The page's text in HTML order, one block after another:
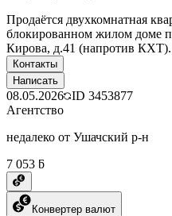
Продаётся двухкомнатная
блокированном жилом доме
Кирова, д.41 (напротив КХТ).
Контакты
Написать
08.05.2026 ID 3453877
Агентство
недалеко от Ушачский р-н
7 053 ƃ
Конвертер валют